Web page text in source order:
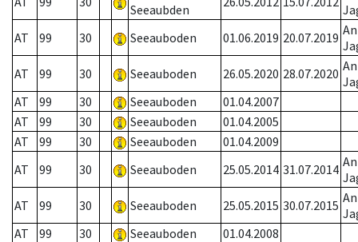
Seeaubden
AT
99 30 Seeauboden 01.06.2019 20.07.2019
AT
99 30 Seeauboden 26.05.2020 28.07.2020
AT
99 30 Seeauboden
01.04.2007
AT
99 30 Seeauboden
01.04.2005
AT
99 30 Seeauboden
01.04.2009
AT
99 30 Seeauboden 25.05.2014 31.07.2014
AT
99 30 Seeauboden 25.05.2015 30.07.2015
AT
99 30 Seeauboden 01.04.2008